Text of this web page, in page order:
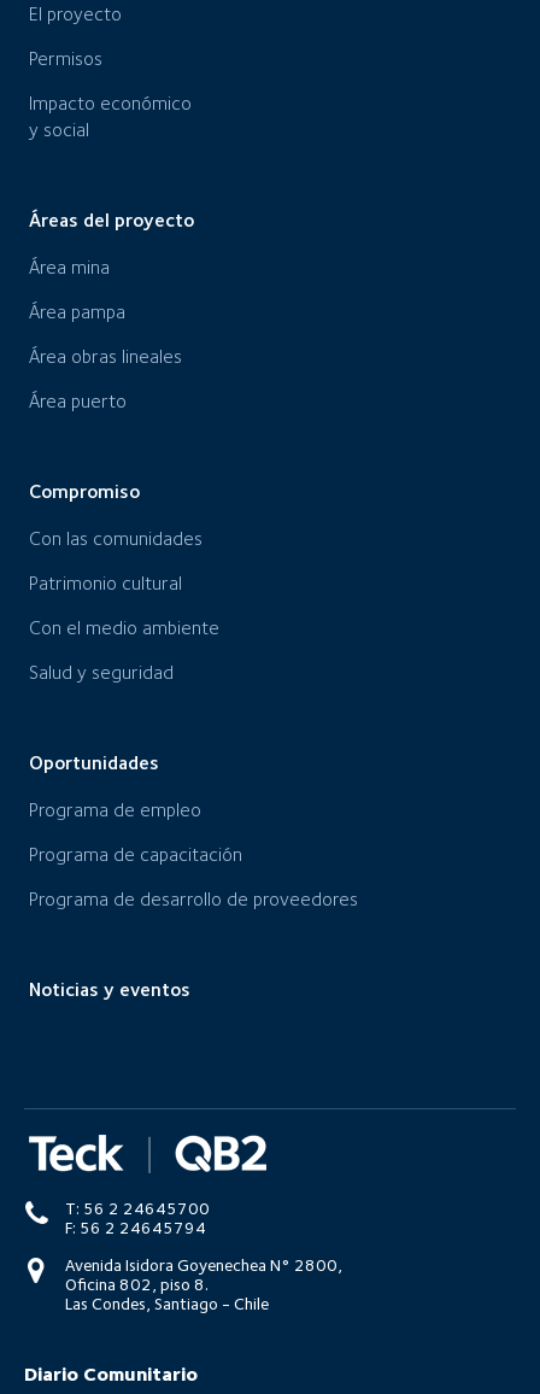
El proyecto
Permisos
Impacto económico
y social
Áreas del proyecto
Área mina
Área pampa
Área obras lineales
Área puerto
Compromiso
Con las comunidades
Patrimonio cultural
Con el medio ambiente
Salud y seguridad
Oportunidades
Programa de empleo
Programa de capacitación
Programa de desarrollo de proveedores
Noticias y eventos
T: 56 2 24645700
F: 56 2 24645794
Avenida Isidora Goyenechea N° 2800,
Oficina 802, piso 8.
Las Condes, Santiago - Chile
Diario Comunitario